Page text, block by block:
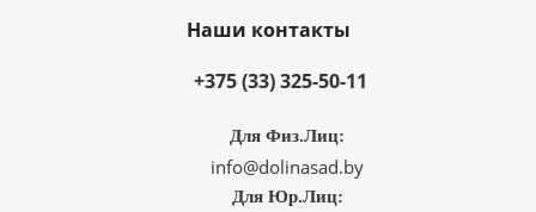
Наши контакты
+375 (33) 325-50-11
Для Физ.Лиц:
info@dolinasad.by
Для Юр.Лиц: